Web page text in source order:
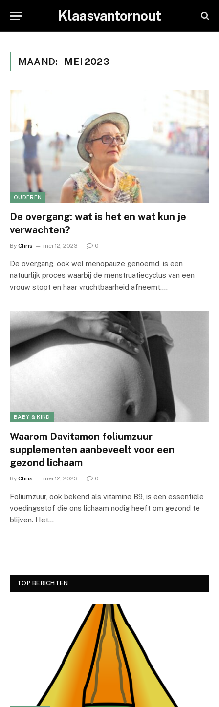
Klaasvantornout
MAAND: MEI 2023
OUDEREN
De overgang: wat is het en wat kun je
verwachten?
By Chris mei 12, 2023 0
De overgang, ook wel menopauze genoemd, is een
natuurlijk proces waarbij de menstruatiecyclus van een
vrouw stopt en haar vruchtbaarheid afneemt.…
BABY & KIND
Waarom Davitamon foliumzuur
supplementen aanbeveelt voor een
gezond lichaam
By Chris mei 12, 2023 0
Foliumzuur, ook bekend als vitamine B9, is een essentiële
voedingsstof die ons lichaam nodig heeft om gezond te
blijven. Het…
TOP BERICHTEN